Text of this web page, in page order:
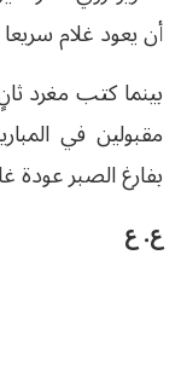
أن يعود غلام
بينما كتب مغرد
مقبولين في
بفارغ الصبر عودة
ع. ع